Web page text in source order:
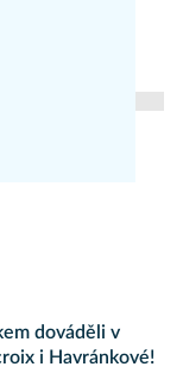
dováděli v
i Havránkové!